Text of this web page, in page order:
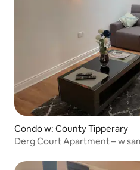
Condo w: County Tipperary
Derg Court Apartment – w